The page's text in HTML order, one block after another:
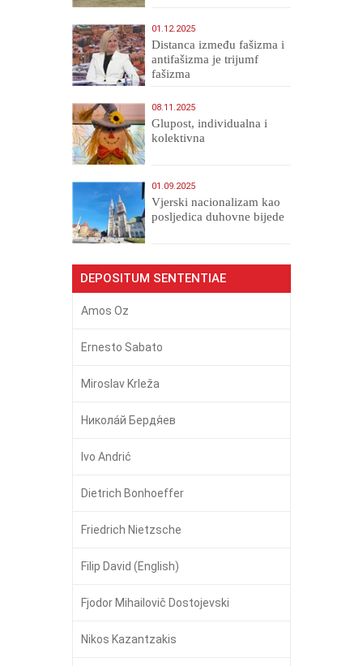
01.12.2025
Distanca između fašizma i
antifašizma je trijumf
fašizma
08.11.2025
Glupost, individualna i
kolektivna
01.09.2025
​Vjerski nacionalizam kao
posljedica duhovne bijede
DEPOSITUM SENTENTIAE
Amos Oz
Ernesto Sabato
Miroslav Krleža
Никола́й Бердя́ев
Ivo Andrić
Dietrich Bonhoeffer
Friedrich Nietzsche
Filip David (English)
Fjodor Mihailovič Dostojevski
Nikos Kazantzakis